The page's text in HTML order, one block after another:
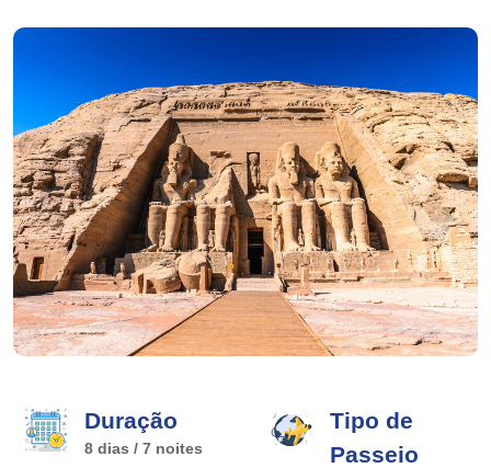
Duração
8 dias / 7 noites
Tipo de
Passeio